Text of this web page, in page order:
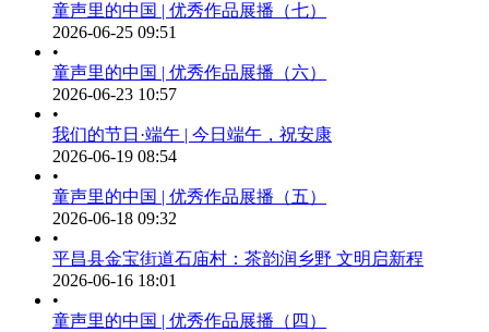
童声里的中国 | 优秀作品展播（七）
2026-06-25 09:51
•
童声里的中国 | 优秀作品展播（六）
2026-06-23 10:57
•
我们的节日·端午 | 今日端午，祝安康
2026-06-19 08:54
•
童声里的中国 | 优秀作品展播（五）
2026-06-18 09:32
•
平昌县金宝街道石庙村：茶韵润乡野 文明启新程
2026-06-16 18:01
•
童声里的中国 | 优秀作品展播（四）